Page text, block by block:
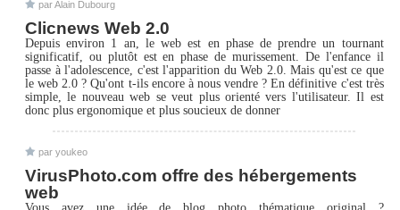
par Alain Dubourg
Clicnews Web 2.0
Depuis environ 1 an, le web est en phase de prendre un tournant
significatif, ou plutôt est en phase de murissement. De l'enfance il
passe à l'adolescence, c'est l'apparition du Web 2.0. Mais qu'est ce que
le web 2.0 ? Qu'ont t-ils encore à nous vendre ? En définitive c'est très
simple, le nouveau web se veut plus orienté vers l'utilisateur. Il est
donc plus ergonomique et plus soucieux de donner
par youkeo
VirusPhoto.com offre des hébergements
web